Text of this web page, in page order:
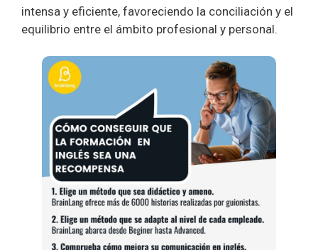
intensa y eficiente, favoreciendo la conciliación y el
equilibrio entre el ámbito profesional y personal.